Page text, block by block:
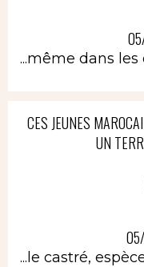
...même dans
CES JEUNES
UN
...le castré,